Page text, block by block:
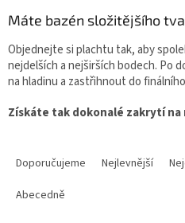
Máte bazén složitějšího
Objednejte si plachtu tak, aby
nejdelších a nejširších bodech. Po
na hladinu a zastřihnout do
Získáte tak dokonalé zakrytí na
Doporučujeme Nejlevnější
Abecedně